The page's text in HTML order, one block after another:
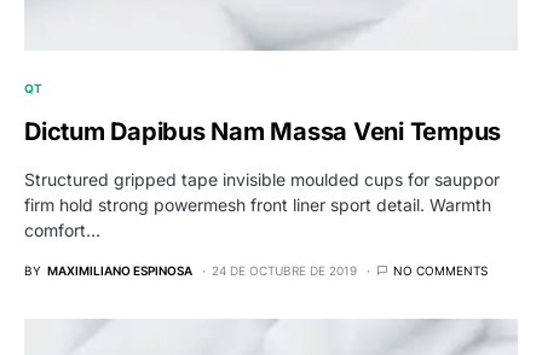
QT
Dictum Dapibus Nam Massa Veni Tempus
Structured gripped tape invisible moulded cups for sauppor
firm hold strong powermesh front liner sport detail. Warmth
comfort…
BY MAXIMILIANO ESPINOSA 24 DE OCTUBRE DE 2019 NO COMMENTS